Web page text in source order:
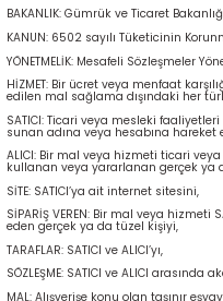
ÜRETİM Ürünleri
BAKANLIK: Gümrük ve Ticaret
KANUN: 6502 sayılı Tüketicinin
YÖNETMELİK: Mesafeli Sözleşmeler
HİZMET: Bir ücret veya menfaat
edilen mal sağlama dışındaki her
SATICI: Ticari veya mesleki
sunan adına veya hesabına hareket
ALICI: Bir mal veya hizmeti ticari
kullanan veya yararlanan gerçek ya
SİTE: SATICI’ya ait internet sitesini,
SİPARİŞ VEREN: Bir mal veya
eden gerçek ya da tüzel kişiyi,
TARAFLAR: SATICI ve ALICI’yı,
SÖZLEŞME: SATICI ve ALICI
MAL: Alışverişe konu olan taşınır